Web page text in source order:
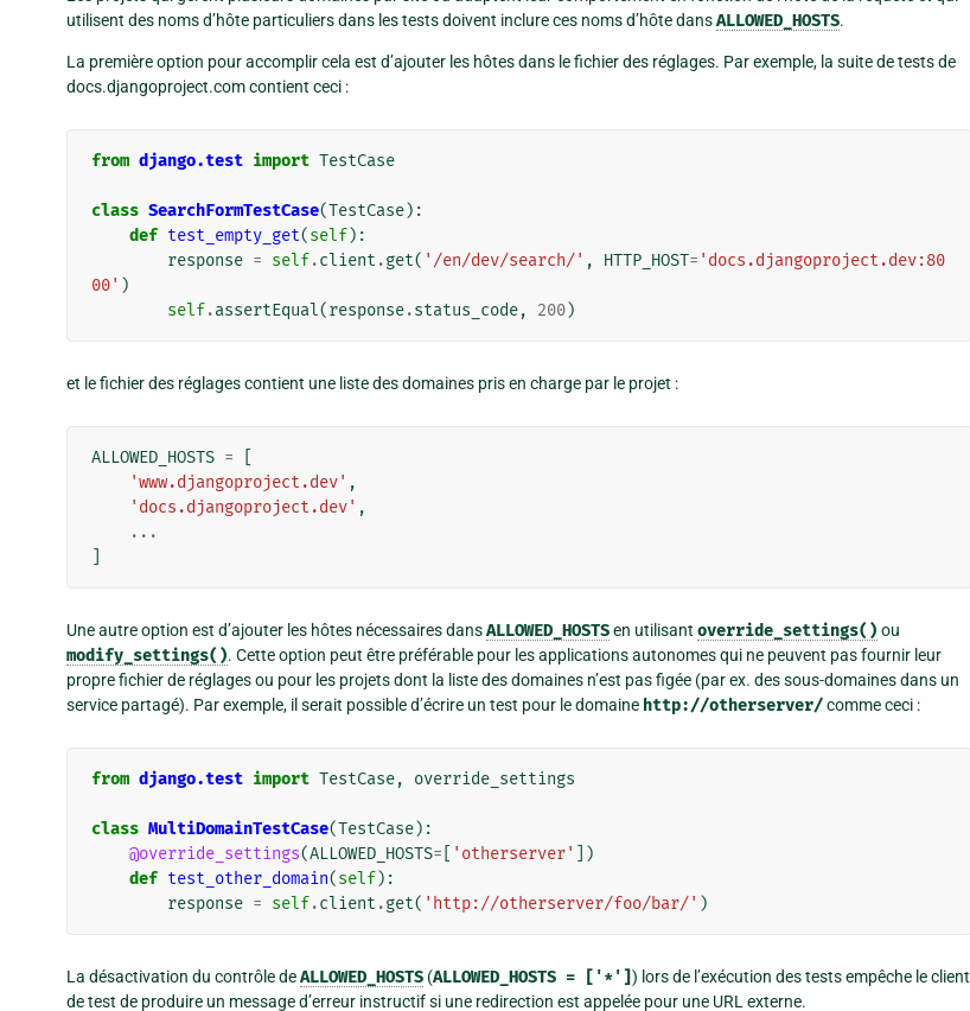
utilisent des noms d’hôte particuliers dans les tests doivent inclure ces noms d’hôte dansALLOWED_HOSTS.
La première option pour accomplir cela est d’ajouter les hôtes dans le fichier des réglages. Par exemple, la suite de tests de
docs.djangoproject.com contient ceci :
from django.test import TestCase
class SearchFormTestCase(TestCase):
def test_empty_get(self):
response = self.client .get( '/en/dev/search/' , HTTP_HOST= 'docs.djangoproject.dev:80
00' )
self.assertEqual(response.status_code, 200)
et le fichier des réglages contient une liste des domaines pris en charge par le projet :
ALLOWED_HOSTS =
'www.djangoproject.dev' ,
'docs.djangoproject.dev' ,
...
Une autre option est d’ajouter les hôtes nécessaires dansALLOWED_HOSTSen utilisant override_settings() ou
modify_settings(). Cette option peut être préférable pour les applications autonomes qui ne peuvent pas fournir leur
propre fichier de réglages ou pour les projets dont la liste des domaines n’est pas figée (par ex. des sous-domaines dans un
service partagé). Par exemple, il serait possible d’écrire un test pour le domaine http://otherserver/comme ceci :
from django.test import TestCase, override_settings
class MultiDomainTestCase(TestCase):
@override_settings(ALLOWED_HOSTS= 'otherserver'
])
def test_other_domain(self):
response = self.client .get( 'http://otherserver/foo/bar/' )
La désactivation du contrôle deALLOWED_HOSTS (ALLOWED_HOSTS = ['*']) lors de l’exécution des tests empêche le client
de test de produire un message d’erreur instructif si une redirection est appelée pour une URL externe.